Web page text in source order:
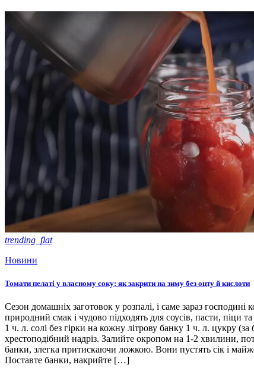
trending_flat
Новини
Томати пелаті у власному соку: як закрити на зиму без оцту й кислоти
Сезон домашніх заготовок у розпалі, і саме зараз
природний смак і чудово підходять для соусів, пасти, піци
1 ч. л. солі без гірки на кожну літрову банку 1 ч. л. цукру
хрестоподібний надріз. Залийте окропом на 1-2 хвилини,
банки, злегка притискаючи ложкою. Вони пустять сік і
Поставте банки, накрийте […]